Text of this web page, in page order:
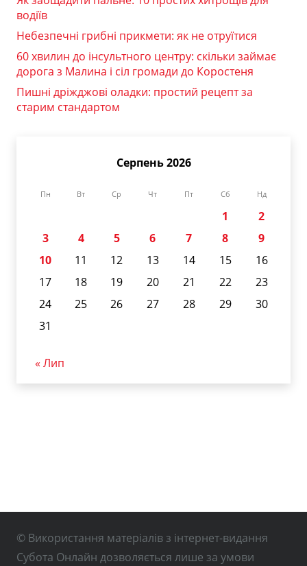
водіїв
Небезпечні грибні прикмети: як не отруїтися
60 хвилин до інсультного центру: скільки займає
дорога з Малина і сіл громади до Коростеня
Пишні дріжджові оладки: простий рецепт за
старим стандартом
Серпень 2026
Пн Вт Ср Чт Пт Сб Нд
1
2
3
4 5 6 7 8
9
10
11 12 13 14 15
16
17
18 19 20 21 22
23
24
25 26 27 28 29
30
31
« Лип
© Використання матеріалів з інтернет-видання
Субота Онлайн дозволяється лише за умови